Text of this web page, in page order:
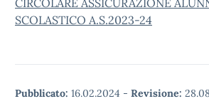
CIRCOLARE ASSICURAZIONE
SCOLASTICO A.S.2023-24
Pubblicato: 16.02.2024 - Revisione: